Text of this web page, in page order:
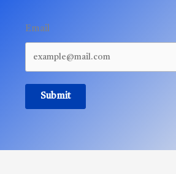
Email
Submit